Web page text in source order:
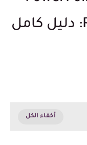
تقديمي (PPT) إلى PDF: دليل كامل